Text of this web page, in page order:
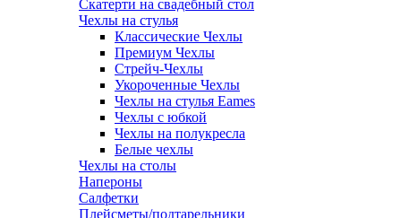
Скатерти на свадебный стол
Чехлы на стулья
Классические Чехлы
Премиум Чехлы
Стрейч-Чехлы
Укороченные Чехлы
Чехлы на стулья Eames
Чехлы с юбкой
Чехлы на полукресла
Белые чехлы
Чехлы на столы
Напероны
Салфетки
Плейсметы/подтарельники